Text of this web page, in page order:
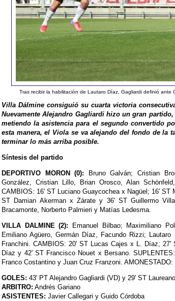
Tras recibir la habilitación de Lautaro Díaz, Gagliardi definió ante
Villa Dálmine consiguió su cuarta victoria
Nuevamente Alejandro Gagliardi hizo un gran
metiendo la asistencia para el segundo convertido
esta manera, el Viola se va alejando del fondo de la
terminar lo más arriba posible.
Síntesis del partido
DEPORTIVO MORON (0): Bruno Galván; Cristian
González, Cristian Lillo, Brian Orosco, Alan
CAMBIOS: 16' ST Luciano Guaycochea x Nagüel; 16'
ST Damian Akerman x Zárate y 36' ST Guillermo
Bracamonte, Norberto Palmieri y Matías Ledesma.
VILLA DALMINE (2): Emanuel Bilbao; Maximiliano
Emiliano Agüero, Germán Díaz, Facundo Rizzi;
Franchini. CAMBIOS: 20' ST Lucas Cajes x L. Díaz;
Díaz y 42' ST Francisco Nouet x Bersano.
Franco Costantino y Juan Cruz Franzoni.
GOLES: 43' PT Alejandro Gagliardi (VD) y 29' ST
ARBITRO: Andrés Gariano
ASISTENTES: Javier Callegari y Guido Córdoba